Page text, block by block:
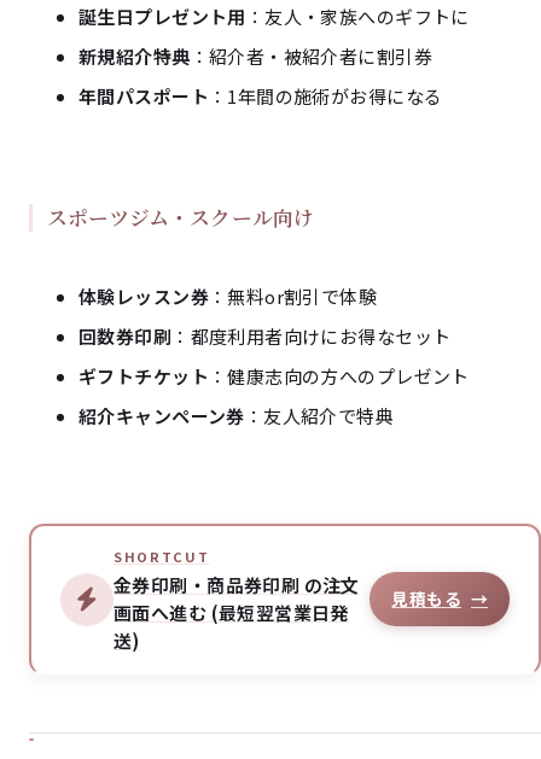
誕生日プレゼント用 ：友人・家族へのギフトに
新規紹介特典 ：紹介者・被紹介者に割引券
年間パスポート ：1年間の施術がお得になる
スポーツジム・スクール向け
体験レッスン券：無料or割引で体験
回数券印刷 ：都度利用者向けにお得なセット
ギフトチケット ：健康志向の方へのプレゼント
紹介キャンペーン券 ：友人紹介で特典
SHORTCUT
金券印刷・商品券印刷 の注文
画面へ進む (最短翌営業日発
送)
見積もる →